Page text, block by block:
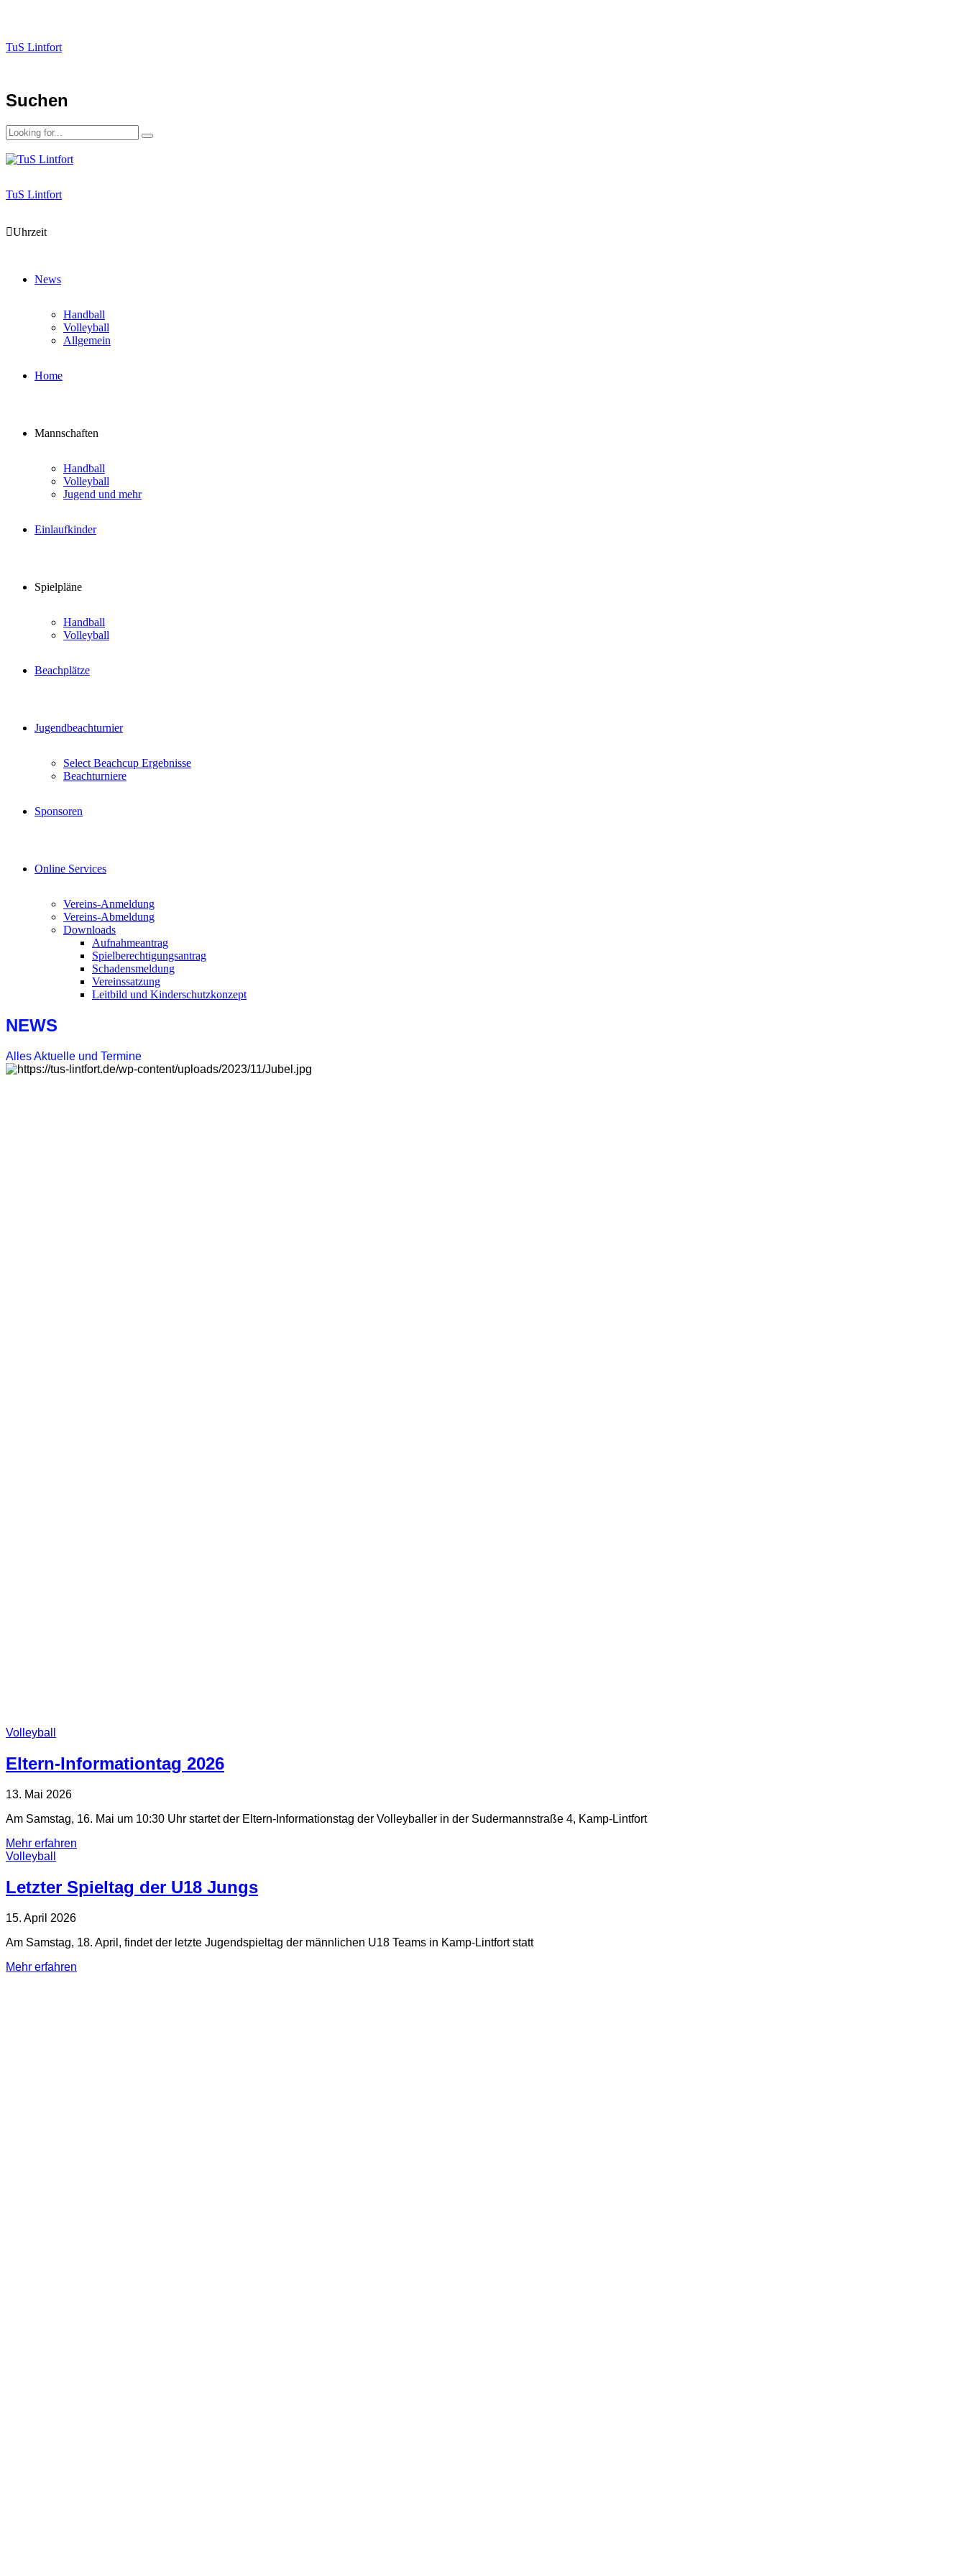
TuS Lintfort
Suchen
TuS Lintfort
Uhrzeit
News
Handball
Volleyball
Allgemein
Home
Mannschaften
Handball
Volleyball
Jugend und mehr
Einlaufkinder
Spielpläne
Handball
Volleyball
Beachplätze
Jugendbeachturnier
Select Beachcup Ergebnisse
Beachturniere
Sponsoren
Online Services
Vereins-Anmeldung
Vereins-Abmeldung
Downloads
Aufnahmeantrag
Spielberechtigungsantrag
Schadensmeldung
Vereinssatzung
Leitbild und Kinderschutzkonzept
NEWS
Alles Aktuelle und Termine
Volleyball
Eltern-Informationtag 2026
13. Mai 2026
Am Samstag, 16. Mai um 10:30 Uhr startet der Eltern-Informationstag der Volleyballer in der Sudermannstraße 4, Kamp-Lintfort
Mehr erfahren
Volleyball
Letzter Spieltag der U18 Jungs
15. April 2026
Am Samstag, 18. April, findet der letzte Jugendspieltag der männlichen U18 Teams in Kamp-Lintfort statt
Mehr erfahren